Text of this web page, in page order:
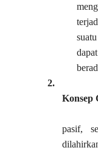
2.
Konsep
pasif,